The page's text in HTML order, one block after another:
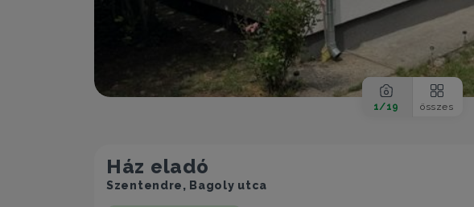
1/19 összes
Ház eladó
Szentendre, Bagoly utca